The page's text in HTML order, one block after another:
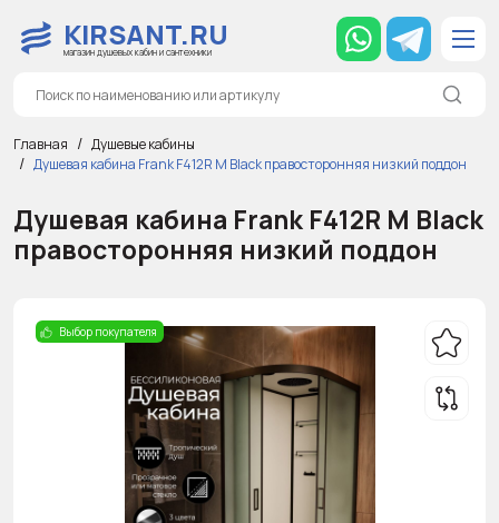
KIRSANT.RU
магазин душевых кабин и сантехники
Главная
Душевые кабины
Душевая кабина Frank F412R М Black правосторонняя низкий поддон
Душевая кабина Frank F412R М Black
правосторонняя низкий поддон
Выбор покупателя